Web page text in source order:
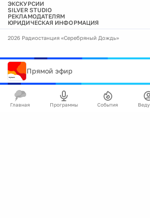
ЭКСКУРСИИ
SILVER STUDIO
РЕКЛАМОДАТЕЛЯМ
ЮРИДИЧЕСКАЯ ИНФОРМАЦИЯ
2026 Радиостанция «Серебряный Дождь»
Прямой эфир
Главная Программы События